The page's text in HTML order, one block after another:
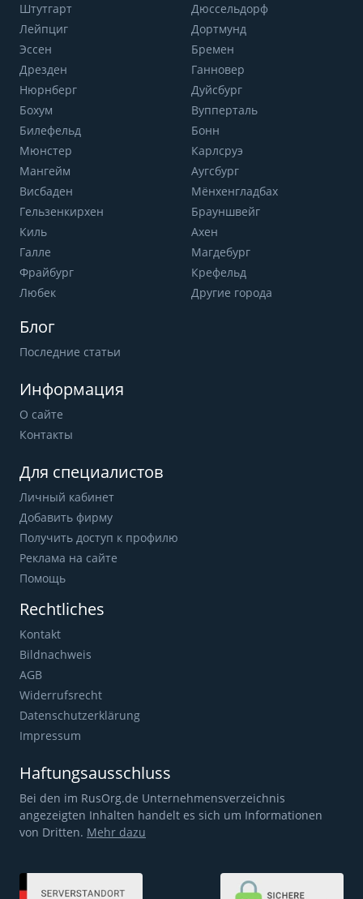
Штутгарт
Дюссельдорф
Лейпциг
Дортмунд
Эссен
Бремен
Дрезден
Ганновер
Нюрнберг
Дуйсбург
Бохум
Вупперталь
Билефельд
Бонн
Мюнстер
Карлсруэ
Мангейм
Аугсбург
Висбаден
Мёнхенгладбах
Гельзенкирхен
Брауншвейг
Киль
Ахен
Галле
Магдебург
Фрайбург
Крефельд
Любек
Другие города
Блог
Последние статьи
Информация
О сайте
Контакты
Для специалистов
Личный кабинет
Добавить фирму
Получить доступ к профилю
Реклама на сайте
Помощь
Rechtliches
Kontakt
Bildnachweis
AGB
Widerrufsrecht
Datenschutzerklärung
Impressum
Haftungsausschluss
Bei den im RusOrg.de Unternehmensverzeichnis
angezeigten Inhalten handelt es sich um Informationen
von Dritten. Mehr dazu